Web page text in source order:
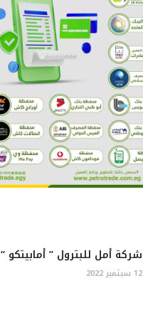
شركة أمل للبترول ” أمابيتكو “
12 سبتمبر 2022